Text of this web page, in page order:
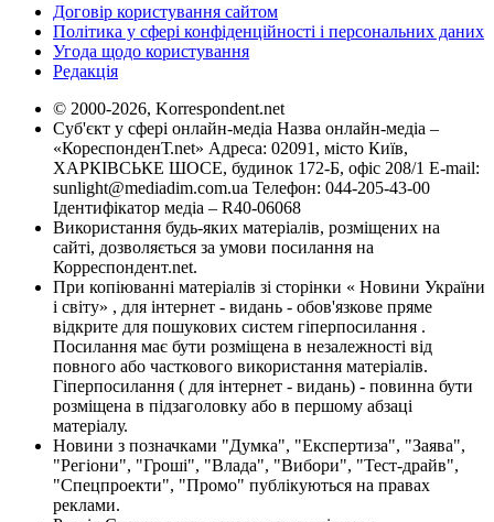
Договір користування сайтом
Політика у сфері конфіденційності і персональних даних
Угода щодо користування
Редакція
© 2000-2026, Korrespondent.net
Суб'єкт у сфері онлайн-медіа Назва онлайн-медіа –
«КореспонденТ.net» Адреса: 02091, місто Київ,
ХАРКІВСЬКЕ ШОСЕ, будинок 172-Б, офіс 208/1 E-mail:
sunlight@mediadim.com.ua Телефон: 044-205-43-00
Ідентифікатор медіа – R40-06068
Використання будь-яких матеріалів, розміщених на
сайті, дозволяється за умови посилання на
Корреспондент.net.
При копіюванні матеріалів зі сторінки « Новини України
і світу» , для інтернет - видань - обов'язкове пряме
відкрите для пошукових систем гіперпосилання .
Посилання має бути розміщена в незалежності від
повного або часткового використання матеріалів.
Гіперпосилання ( для інтернет - видань) - повинна бути
розміщена в підзаголовку або в першому абзаці
матеріалу.
Новини з позначками "Думка", "Експертиза", "Заява",
"Регіони", "Гроші", "Влада", "Вибори", "Тест-драйв",
"Спецпроекти", "Промо" публікуються на правах
реклами.